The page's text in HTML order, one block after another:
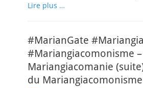
Lire plus …
#MarianGate
#Mariangiacomonisme
Mariangiacomanie
du Mariangiacomonisme